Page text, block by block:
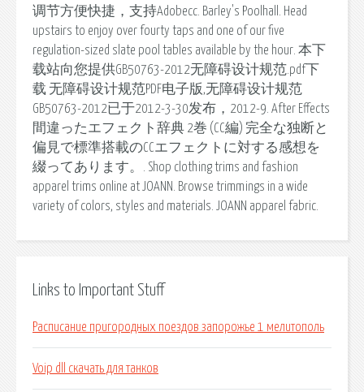
调节方便快捷，支持Adobecc. Barley's Poolhall. Head
upstairs to enjoy over fourty taps and one of our five
regulation-sized slate pool tables available by the hour. 本下
载站向您提供GB50763-2012无障碍设计规范.pdf下
载 无障碍设计规范PDF电子版,无障碍设计规范
GB50763-2012已于2012-3-30发布，2012-9. After Effects
間違ったエフェクト辞典 2巻 (CC編) 完全な独断と
偏見で標準搭載のCCエフェクトに対する感想を
綴ってあります。. Shop clothing trims and fashion
apparel trims online at JOANN. Browse trimmings in a wide
variety of colors, styles and materials. JOANN apparel fabric.
Links to Important Stuff
Расписание пригородных поездов запорожье 1 мелитополь
Voip dll скачать для танков